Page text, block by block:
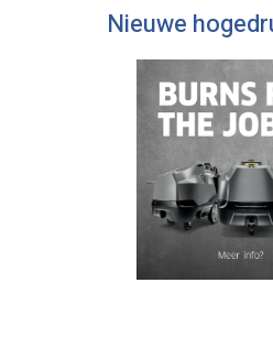
Nieuwe